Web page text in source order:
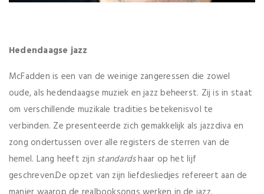
Hedendaagse jazz
McFadden is een van de weinige zangeressen die zowel
oude, als hedendaagse muziek en jazz beheerst. Zij is in staat
om verschillende muzikale tradities betekenisvol te
verbinden. Ze presenteerde zich gemakkelijk als jazzdiva en
zong ondertussen over alle registers de sterren van de
hemel. Lang heeft zijn standardshaar op het lijf
geschreven.De opzet van zijn liefdesliedjes refereert aan de